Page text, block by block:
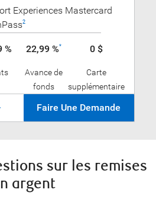
Experiences Mastercard
2
% 22,99 %*
Avance de
fonds
0 $
Carte
supplémentaire
Faire Une Demande
sur les remises
argent